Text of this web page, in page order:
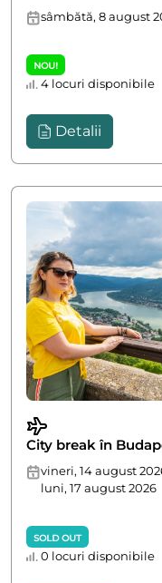
sâmbătă, 8 august
NOU!
4 locuri disponibile
Detalii
City break în
vineri, 14 august
luni, 17 august 2026
SOLD OUT
0 locuri disponibile